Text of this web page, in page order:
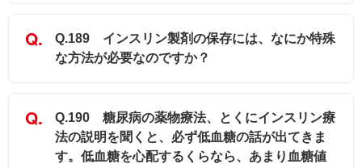
Q.189 インスリン製剤の保存には、なにか特殊
な方法が必要なのですか？
Q.190 糖尿病の薬物療法、とくにインスリン療
法の説明を聞くと、必ず低血糖の話が出てきま
す。低血糖を心配するくらなら、あまり血糖値